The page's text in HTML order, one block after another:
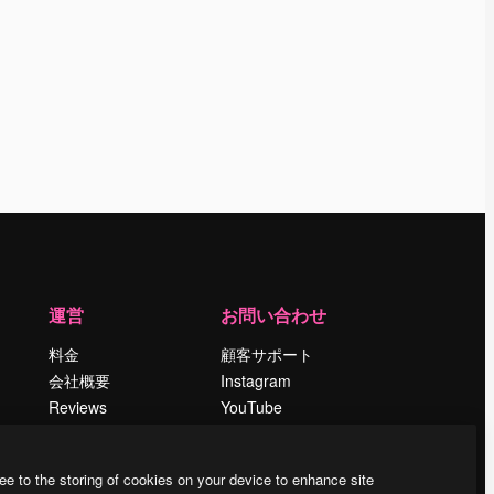
運営
料金
会社概要
Reviews
ブログ
お問い合わせ
顧客サポート
Instagram
YouTube
Discord
to the storing of cookies on your device to enhance site